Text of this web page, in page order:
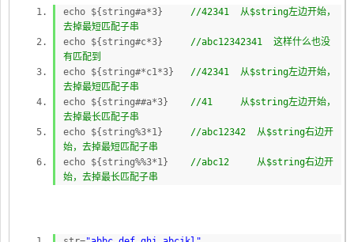
echo ${string#a*3} //42341 从$string左边开始，
去掉最短匹配子串
echo ${string#c*3} //abc12342341 这样什么也没
有匹配到
echo ${string#*c1*3} //42341 从$string左边开始，
去掉最短匹配子串
echo ${string##a*3} //41 从$string左边开始，
去掉最长匹配子串
echo ${string%3*1} //abc12342 从$string右边开
始，去掉最短匹配子串
echo ${string%%3*1} //abc12 从$string右边开
始，去掉最长匹配子串